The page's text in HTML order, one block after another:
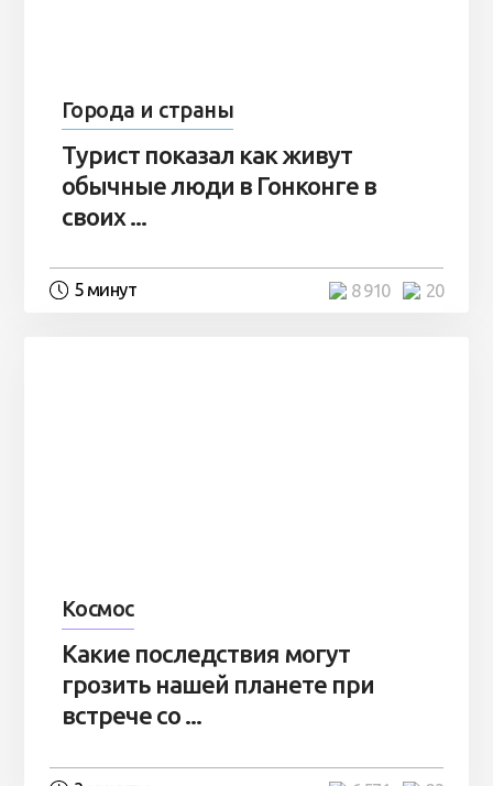
Города и страны
Турист показал как живут
обычные люди в Гонконге в
своих ...
5 минут 20
8 910
Космос
Какие последствия могут
грозить нашей планете при
встрече со ...